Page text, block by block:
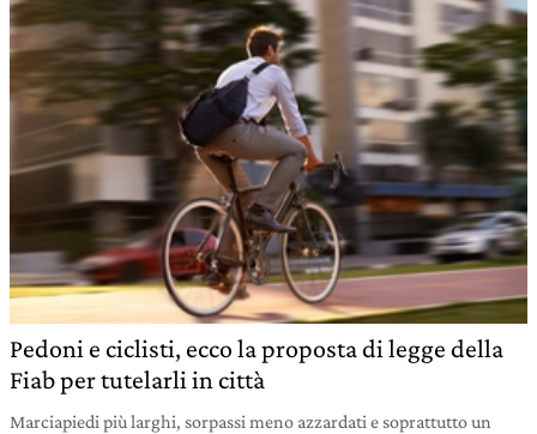
Pedoni e ciclisti, ecco la proposta di legge della
Fiab per tutelarli in città
Marciapiedi più larghi, sorpassi meno azzardati e soprattutto un